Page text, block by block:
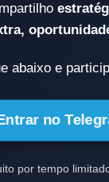
abaixo e
no
por tempo